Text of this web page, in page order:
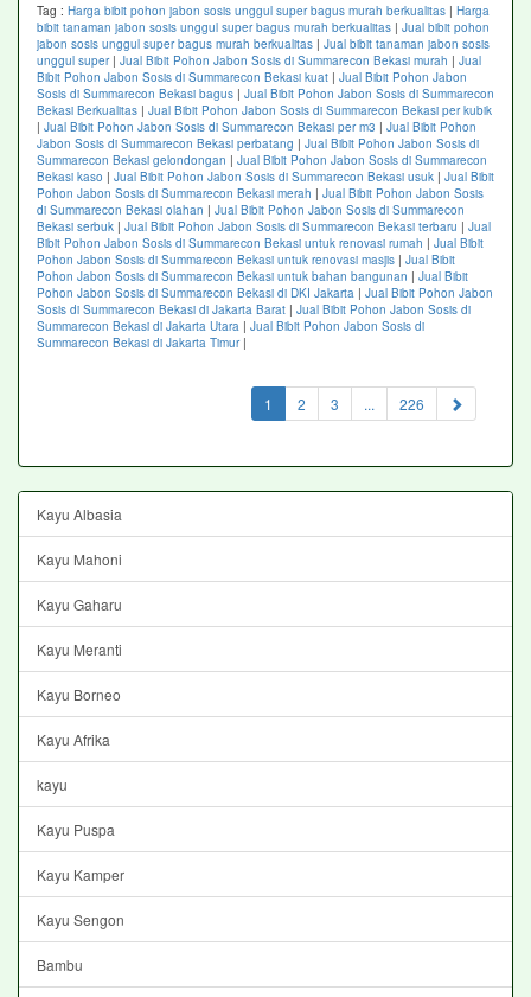
Tag : Harga bibit pohon jabon sosis unggul super bagus murah berkualitas | Harga
bibit tanaman jabon sosis unggul super bagus murah berkualitas | Jual bibit pohon
jabon sosis unggul super bagus murah berkualitas | Jual bibit tanaman jabon sosis
unggul super| Jual Bibit Pohon Jabon Sosis di Summarecon Bekasi murah | Jual
Bibit Pohon Jabon Sosis di Summarecon Bekasi kuat | Jual Bibit Pohon Jabon
Sosis di Summarecon Bekasi bagus | Jual Bibit Pohon Jabon Sosis di Summarecon
Bekasi Berkualitas | Jual Bibit Pohon Jabon Sosis di Summarecon Bekasi per kubik
| Jual Bibit Pohon Jabon Sosis di Summarecon Bekasi per m3 | Jual Bibit Pohon
Jabon Sosis di Summarecon Bekasi perbatang | Jual Bibit Pohon Jabon Sosis di
Summarecon Bekasi gelondongan | Jual Bibit Pohon Jabon Sosis di Summarecon
Bekasi kaso | Jual Bibit Pohon Jabon Sosis di Summarecon Bekasi usuk | Jual Bibit
Pohon Jabon Sosis di Summarecon Bekasi merah | Jual Bibit Pohon Jabon Sosis
di Summarecon Bekasi olahan | Jual Bibit Pohon Jabon Sosis di Summarecon
Bekasi serbuk | Jual Bibit Pohon Jabon Sosis di Summarecon Bekasi terbaru | Jual
Bibit Pohon Jabon Sosis di Summarecon Bekasi untuk renovasi rumah | Jual Bibit
Pohon Jabon Sosis di Summarecon Bekasi untuk renovasi masjis | Jual Bibit
Pohon Jabon Sosis di Summarecon Bekasi untuk bahan bangunan | Jual Bibit
Pohon Jabon Sosis di Summarecon Bekasi di DKI Jakarta | Jual Bibit Pohon Jabon
Sosis di Summarecon Bekasi di Jakarta Barat | Jual Bibit Pohon Jabon Sosis di
Summarecon Bekasi di Jakarta Utara | Jual Bibit Pohon Jabon Sosis di
Summarecon Bekasi di Jakarta Timur|
1 (current)
2 3 ... 226
Kayu Albasia
Kayu Mahoni
Kayu Gaharu
Kayu Meranti
Kayu Borneo
Kayu Afrika
kayu
Kayu Puspa
Kayu Kamper
Kayu Sengon
Bambu